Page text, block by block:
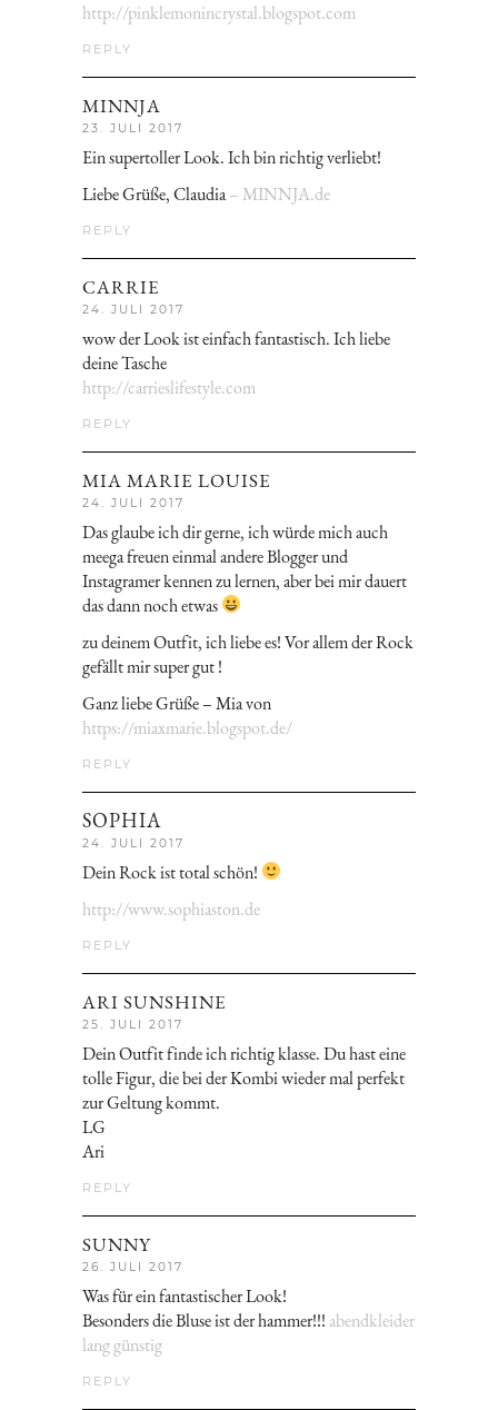
http://pinklemonincrystal.blogspot.com
REPLY
MINNJA
23. JULI 2017
Ein supertoller Look. Ich bin richtig verliebt!
Liebe Grüße, Claudia– MINNJA.de
REPLY
CARRIE
24. JULI 2017
wow der Look ist einfach fantastisch. Ich liebe
deine Tasche
http://carrieslifestyle.com
REPLY
MIA MARIE LOUISE
24. JULI 2017
Das glaube ich dir gerne, ich würde mich auch
meega freuen einmal andere Blogger und
Instagramer kennen zu lernen, aber bei mir dauert
das dann noch etwas
zu deinem Outfit, ich liebe es! Vor allem der Rock
gefällt mir super gut !
Ganz liebe Grüße – Mia von
https://miaxmarie.blogspot.de/
REPLY
SOPHIA
24. JULI 2017
Dein Rock ist total schön!
http://www.sophiaston.de
REPLY
ARI SUNSHINE
25. JULI 2017
Dein Outfit finde ich richtig klasse. Du hast eine
tolle Figur, die bei der Kombi wieder mal perfekt
zur Geltung kommt.
LG
Ari
REPLY
SUNNY
26. JULI 2017
Was für ein fantastischer Look!
Besonders die Bluse ist der hammer!!! abendkleider
lang günstig
REPLY